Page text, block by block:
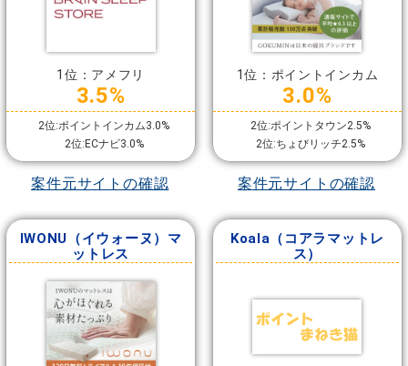
1位：アメフリ
3.5%
2位:ポイントインカム3.0%
2位:ECナビ3.0%
案件元サイトの確認
1位：ポイントインカム
3.0%
2位:ポイントタウン2.5%
2位:ちょびリッチ2.5%
案件元サイトの確認
IWONU（イウォーヌ）マ
ットレス
Koala（コアラマットレ
ス）